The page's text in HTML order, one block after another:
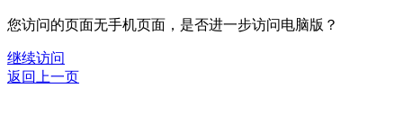
您访问的页面无手机页面，是否进一步访问电脑版？
继续访问
返回上一页